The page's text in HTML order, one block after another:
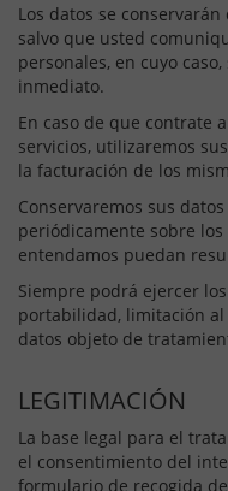
Los datos se
salvo que usted
personales, en cuyo
inmediato.
En caso de que contrate
servicios, utilizaremos
la facturación de los
Conservaremos sus
periódicamente sobre
entendamos puedan
Siempre podrá ejercer
portabilidad, limitación
datos objeto de
LEGITIMACIÓN
La base legal para el
el consentimiento del
formulario de recogida